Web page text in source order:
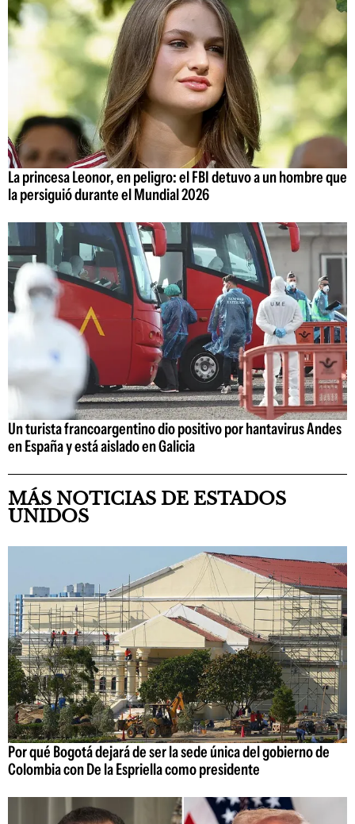
La princesa Leonor, en peligro: el FBI detuvo a un hombre que
la persiguió durante el Mundial 2026
Un turista francoargentino dio positivo por hantavirus Andes
en España y está aislado en Galicia
MÁS NOTICIAS DE ESTADOS
UNIDOS
Por qué Bogotá dejará de ser la sede única del gobierno de
Colombia con De la Espriella como presidente